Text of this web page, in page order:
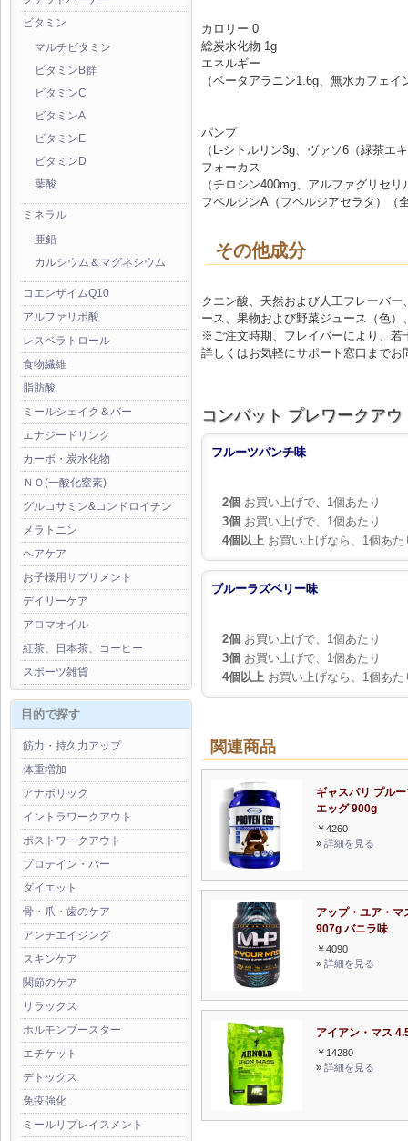
ビタミン
マルチビタミン
ビタミンB群
ビタミンC
ビタミンA
ビタミンE
ビタミンD
葉酸
ミネラル
亜鉛
カルシウム＆マグネシウム
コエンザイムQ10
アルファリポ酸
レスベラトロール
食物繊維
脂肪酸
ミールシェイク＆バー
エナジードリンク
カーボ・炭水化物
ＮＯ(一酸化窒素)
グルコサミン&コンドロイチン
メラトニン
ヘアケア
お子様用サプリメント
デイリーケア
アロマオイル
紅茶、日本茶、コーヒー
スポーツ雑貨
目的で探す
筋力・持久力アップ
体重増加
アナボリック
イントラワークアウト
ポストワークアウト
プロテイン・バー
ダイエット
骨・爪・歯のケア
アンチエイジング
スキンケア
関節のケア
リラックス
ホルモンブースター
エチケット
デトックス
免疫強化
ミールリプレイスメント
カロリー 0
総炭水化物 1g
エネルギー
（ベータアラニン1.6g、無水カフェイ
パンプ
（L-シトルリン3g、ヴァソ6（緑茶エ
フォーカス
（チロシン400mg、アルファグリセ
フペルジンA（フペルジアセラタ）（
その他成分
クエン酸、天然および人工フレーバ
ース、果物および野菜ジュース（色
※ご注文時期、フレイバーにより、若
詳しくはお気軽にサポート窓口までお
コンバット プレワークア
フルーツパンチ味
2個 お買い上げで、1個あたり
3個 お買い上げで、1個あたり
4個以上 お買い上げなら、1個あた
ブルーラズベリー味
2個 お買い上げで、1個あたり
3個 お買い上げで、1個あたり
4個以上 お買い上げなら、1個あた
関連商品
ギャスパリ プル
エッグ 900g
￥4260
» 詳細を見る
アップ・ユア・マ
907g バニラ味
￥4090
» 詳細を見る
アイアン・マス
￥14280
» 詳細を見る